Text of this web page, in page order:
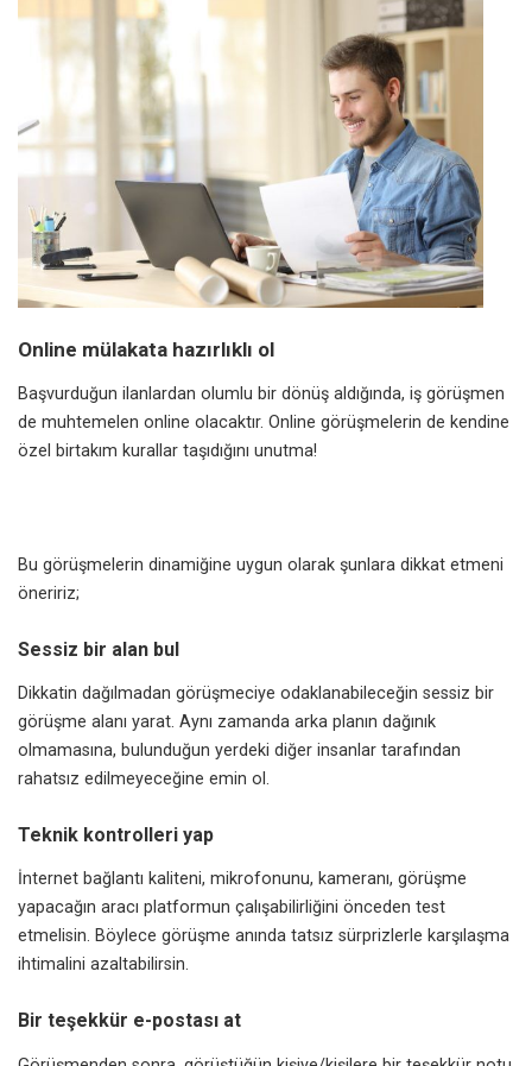
Online mülakata hazırlıklı ol
Başvurduğun ilanlardan olumlu bir dönüş aldığında, iş görüşmen
de muhtemelen online olacaktır. Online görüşmelerin de kendine
özel birtakım kurallar taşıdığını unutma!
Bu görüşmelerin dinamiğine uygun olarak şunlara dikkat etmeni
öneririz;
Sessiz bir alan bul
Dikkatin dağılmadan görüşmeciye odaklanabileceğin sessiz bir
görüşme alanı yarat. Aynı zamanda arka planın dağınık
olmamasına, bulunduğun yerdeki diğer insanlar tarafından
rahatsız edilmeyeceğine emin ol.
Teknik kontrolleri yap
İnternet bağlantı kaliteni, mikrofonunu, kameranı, görüşme
yapacağın aracı platformun çalışabilirliğini önceden test
etmelisin. Böylece görüşme anında tatsız sürprizlerle karşılaşma
ihtimalini azaltabilirsin.
Bir teşekkür e-postası at